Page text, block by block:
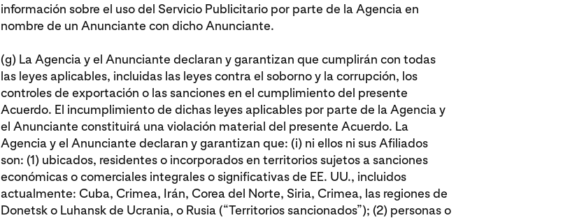
información sobre el uso del Servicio Publicitario por parte de la Agencia en
nombre de un Anunciante con dicho Anunciante.
(g) La Agencia y el Anunciante declaran y garantizan que cumplirán con todas
las leyes aplicables, incluidas las leyes contra el soborno y la corrupción, los
controles de exportación o las sanciones en el cumplimiento del presente
Acuerdo. El incumplimiento de dichas leyes aplicables por parte de la Agencia y
el Anunciante constituirá una violación material del presente Acuerdo. La
Agencia y el Anunciante declaran y garantizan que: (i) ni ellos ni sus Afiliados
son: (1) ubicados, residentes o incorporados en territorios sujetos a sanciones
económicas o comerciales integrales o significativas de EE. UU., incluidos
actualmente: Cuba, Crimea, Irán, Corea del Norte, Siria, Crimea, las regiones de
Donetsk o Luhansk de Ucrania, o Rusia (“Territorios sancionados”); (2) personas o